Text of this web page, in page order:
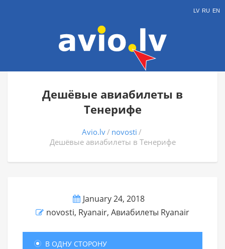
LV RU EN
Дешёвые авиабилеты в
Тенерифе
Avio.lv
novosti
Дешёвые авиабилеты в Тенерифе
January 24, 2018
novosti, Ryanair, Авиабилеты Ryanair
В ОДНУ СТОРОНУ